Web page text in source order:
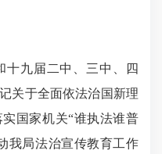
九届二中、三中、四
关于全面依法治国新理
国家机关“谁执法谁普
我局法治宣传教育工作